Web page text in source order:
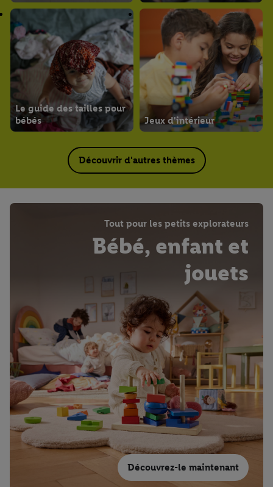
Le guide des tailles pour
bébés
Jeux d'intérieur
Découvrir d'autres thèmes
Tout pour les petits explorateurs
Bébé, enfant et
jouets
Découvrez-le maintenant